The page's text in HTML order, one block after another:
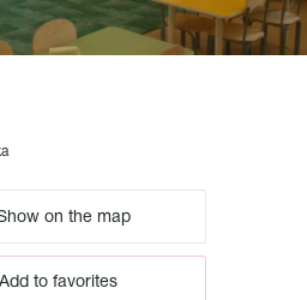
on the map
Add to favorites